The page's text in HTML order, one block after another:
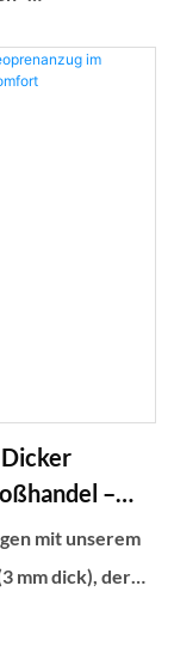
Badeanzug
–
mit unserem
mm dick), der